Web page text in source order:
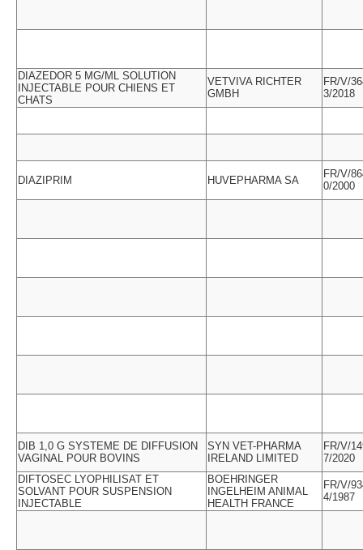
DIAZEDOR 5 MG/ML SOLUTION
INJECTABLE POUR CHIENS ET
CHATS
VETVIVA RICHTER
GMBH
FR/V/
3/2018
DIAZIPRIM HUVEPHARMA SA
FR/V/
0/2000
DIB 1,0 G SYSTEME DE DIFFUSION
VAGINAL POUR BOVINS
SYN VET-PHARMA
IRELAND LIMITED
FR/V/
7/2020
DIFTOSEC LYOPHILISAT ET
SOLVANT POUR SUSPENSION
INJECTABLE
BOEHRINGER
INGELHEIM ANIMAL
HEALTH FRANCE
FR/V/
4/1987